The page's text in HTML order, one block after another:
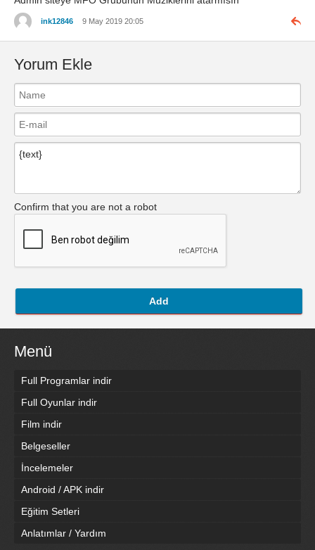
ink12846 9 May 2019 20:05
Yorum Ekle
Confirm that you are not a robot
Add
Menü
Full Programlar indir
Full Oyunlar indir
Film indir
Belgeseller
İncelemeler
Android / APK indir
Eğitim Setleri
Anlatımlar / Yardım